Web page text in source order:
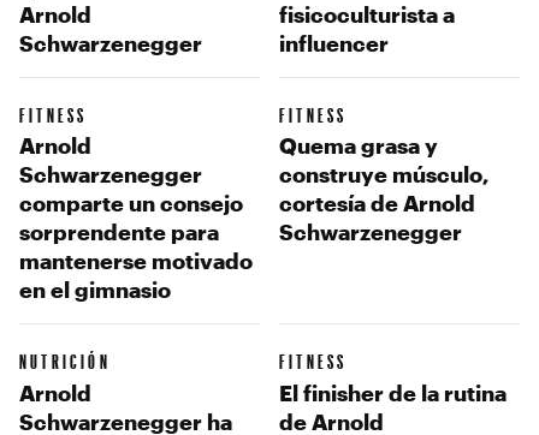
Arnold
Schwarzenegger
fisicoculturista a
influencer
FITNESS
Arnold
Schwarzenegger
comparte un consejo
sorprendente para
mantenerse motivado
en el gimnasio
FITNESS
Quema grasa y
construye músculo,
cortesía de Arnold
Schwarzenegger
NUTRICIÓN
Arnold
Schwarzenegger ha
FITNESS
El finisher de la rutina
de Arnold